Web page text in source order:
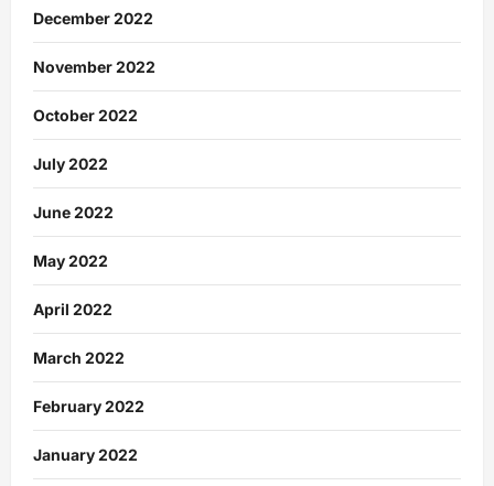
December 2022
November 2022
October 2022
July 2022
June 2022
May 2022
April 2022
March 2022
February 2022
January 2022